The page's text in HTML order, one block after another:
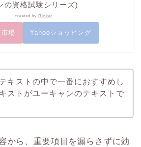
の資格試験シリーズ)
created by Rinker
場 Yahooショッピング
キストの中で一番におすすめし
ストがユーキャンのテキストで
から、重要項目を漏らさずに効